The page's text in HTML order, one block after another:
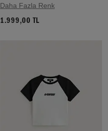
Daha Fazla Renk
1.999,00 TL